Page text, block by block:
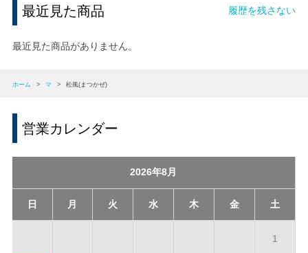
最近見た商品 履歴を残さない
最近見た商品がありません。
ホーム > マ > 松風(まつかぜ)
営業カレンダー
2026年8月
日 月 火 水 木 金 土
1